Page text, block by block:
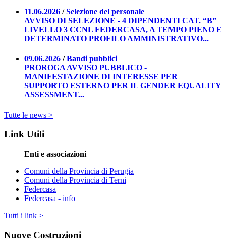
11.06.2026 /Selezione del personale
AVVISO DI SELEZIONE - 4 DIPENDENTI CAT. “B”
LIVELLO 3 CCNL FEDERCASA, A TEMPO PIENO E
DETERMINATO PROFILO AMMINISTRATIVO...
09.06.2026 /Bandi pubblici
PROROGA AVVISO PUBBLICO -
MANIFESTAZIONE DI INTERESSE PER
SUPPORTO ESTERNO PER IL GENDER EQUALITY
ASSESSMENT...
Tutte le news >
Link Utili
Enti e associazioni
Comuni della Provincia di Perugia
Comuni della Provincia di Terni
Federcasa
Federcasa - info
Tutti i link >
Nuove Costruzioni